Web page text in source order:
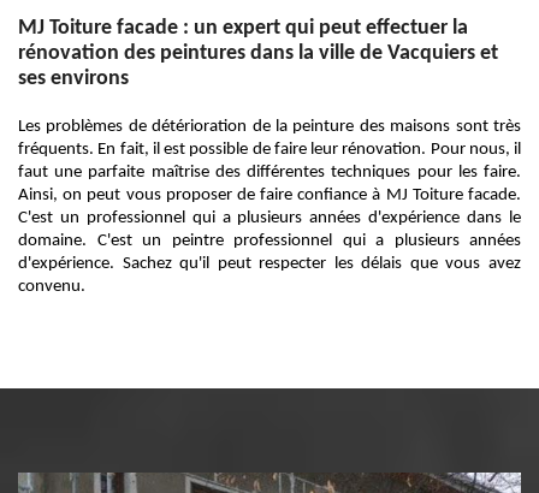
MJ Toiture facade : un expert qui peut effectuer la
rénovation des peintures dans la ville de Vacquiers et
ses environs
Les problèmes de détérioration de la peinture des maisons sont très
fréquents. En fait, il est possible de faire leur rénovation. Pour nous, il
faut une parfaite maîtrise des différentes techniques pour les faire.
Ainsi, on peut vous proposer de faire confiance à MJ Toiture facade.
C'est un professionnel qui a plusieurs années d'expérience dans le
domaine. C'est un peintre professionnel qui a plusieurs années
d'expérience. Sachez qu'il peut respecter les délais que vous avez
convenu.